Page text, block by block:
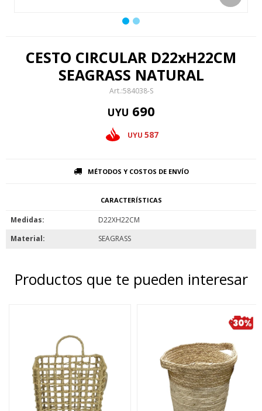
CESTO CIRCULAR D22xH22CM
SEAGRASS NATURAL
584038-S
UYU 690
UYU 587
MÉTODOS Y COSTOS DE ENVÍO
CARACTERÍSTICAS
Medidas
D22XH22CM
Material
SEAGRASS
Productos que te pueden interesar